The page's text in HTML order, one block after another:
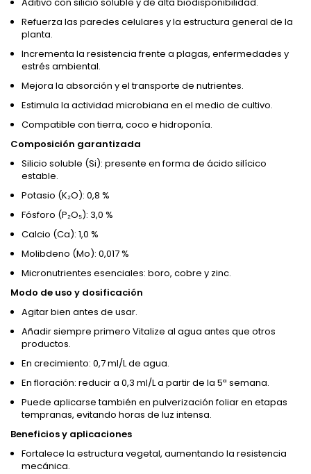
Refuerza las paredes celulares y la estructura general de la
planta.
Incrementa la resistencia frente a plagas, enfermedades y
estrés ambiental.
Mejora la absorción y el transporte de nutrientes.
Estimula la actividad microbiana en el medio de cultivo.
Compatible con tierra, coco e hidroponía.
Composición garantizada
Silicio soluble (Si): presente en forma de ácido silícico
estable.
Potasio (K₂O): 0,8 %
Fósforo (P₂O₅): 3,0 %
Calcio (Ca): 1,0 %
Molibdeno (Mo): 0,017 %
Micronutrientes esenciales: boro, cobre y zinc.
Modo de uso y dosificación
Agitar bien antes de usar.
Añadir siempre primero Vitalize al agua antes que otros
productos.
En crecimiento: 0,7 ml/L de agua.
En floración: reducir a 0,3 ml/L a partir de la 5ª semana.
Puede aplicarse también en pulverización foliar en etapas
tempranas, evitando horas de luz intensa.
Beneficios y aplicaciones
Fortalece la estructura vegetal, aumentando la resistencia
mecánica.